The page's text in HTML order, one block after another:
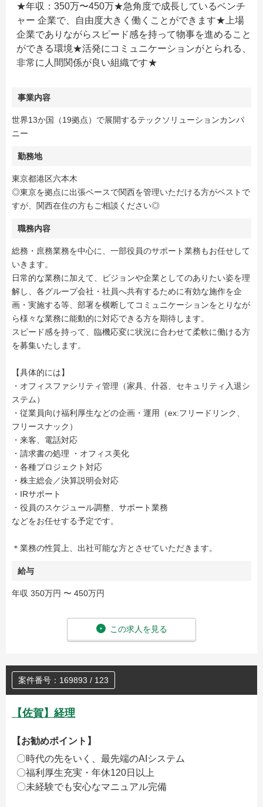
★年収：350万〜450万★急角度で成長しているベンチ
ャー 企業で、自由度大きく働くことができます★上場
企業でありながらスピード感を持って物事を進めること
ができる環境★活発にコミュニケーションがとられる、
非常に人間関係が良い組織です★
事業内容
世界13か国（19拠点）で展開するテックソリューションカンパ
ニー
勤務地
東京都港区六本木
◎東京を拠点に出張ベースで関西を管理いただける方がベストで
すが、関西在住の方もご相談ください◎
職務内容
総務・庶務業務を中心に、一部役員のサポート業務もお任せして
いきます。
日常的な業務に加えて、ビジョンや企業としてのありたい姿を理
解し、各グループ会社・社員へ共有するために有効な施作を企
画・実施する等、部署を横断してコミュニケーションをとりなが
ら様々な業務に能動的に対応できる方を期待します。
スピード感を持って、臨機応変に状況に合わせて柔軟に働ける方
を募集いたします。
【具体的には】
・オフィスファシリティ管理（家具、什器、セキュリティ入退シ
ステム）
・従業員向け福利厚生などの企画・運用（ex:フリードリンク、
フリースナック）
・来客、電話対応
・請求書の処理 ・オフィス美化
・各種プロジェクト対応
・株主総会／決算説明会対応
・IRサポート
・役員のスケジュール調整、サポート業務
などをお任せする予定です。
＊業務の性質上、出社可能な方とさせていただきます。
給与
年収 350万円 〜 450万円
この求人を見る
案件番号：169893 / 123
【佐賀】経理
【お勧めポイント】
〇時代の先をいく、最先端のAIシステム
〇福利厚生充実・年休120日以上
〇未経験でも安心なマニュアル完備